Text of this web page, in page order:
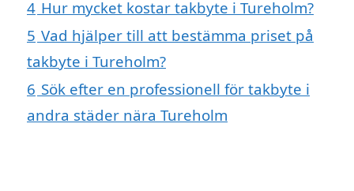
4 Hur mycket kostar takbyte i Tureholm?
5 Vad hjälper till att bestämma priset på
takbyte i Tureholm?
6 Sök efter en professionell för takbyte i
andra städer nära Tureholm